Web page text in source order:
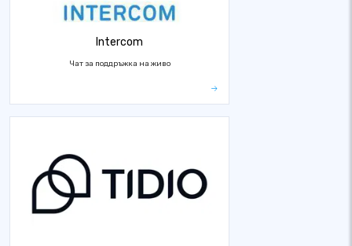
Intercom
Чат за поддръжка на живо